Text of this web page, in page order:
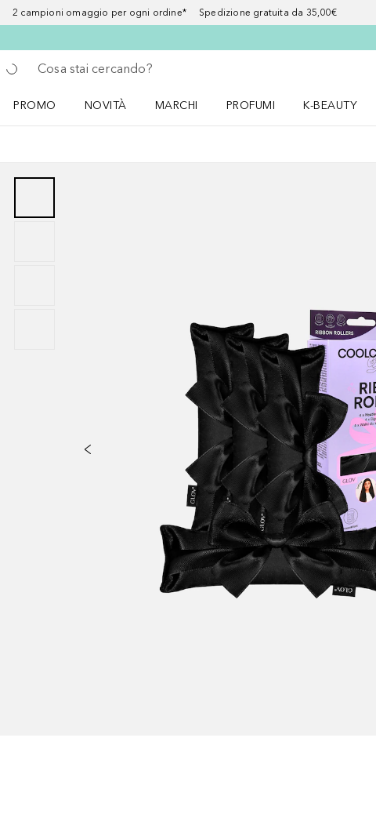
2 campioni omaggio per ogni ordine* Spedizione gratuita da 35,00€
Torna indietro
Esegui ricerca
PROMO
NOVITÀ
MARCHI
PROFUMI
K-BEAUTY